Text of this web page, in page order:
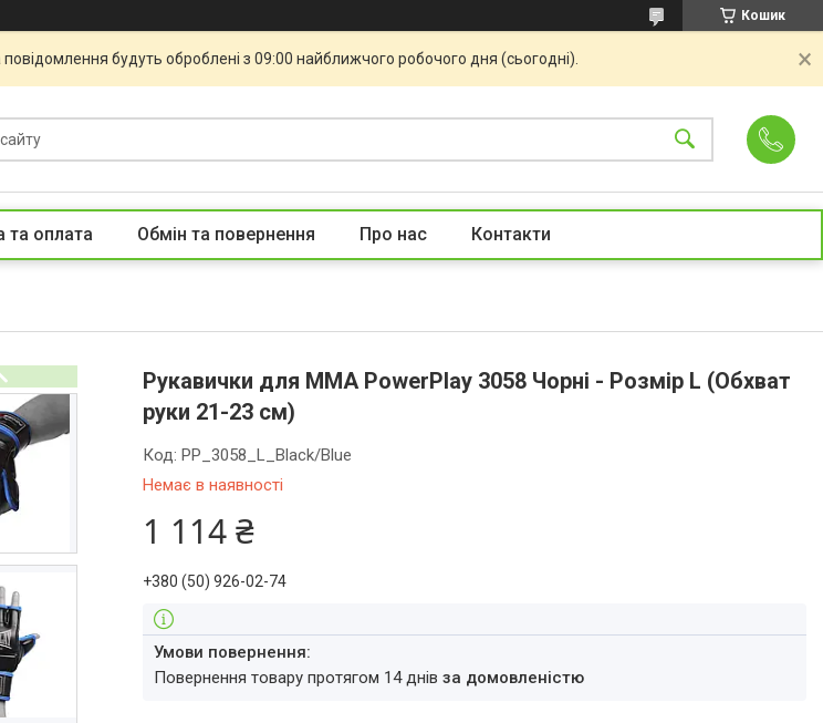
Кошик
будуть оброблені з 09:00 найближчого робочого дня (сьогодні).
та оплата Обмін та повернення Про нас Контакти
Рукавички для MMA PowerPlay 3058 Чорні - Розмір L (Обхват
руки 21-23 см)
Немає в наявності
Код:PP_3058_L_Black/Blue
1 114 ₴
+380 (50) 926-02-74
повернення товару протягом 14 днівза домовленістю